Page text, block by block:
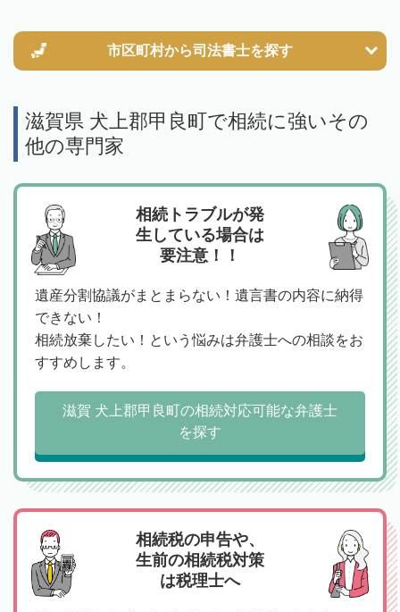
市区町村から司法書士を探す
滋賀県 犬上郡甲良町で相続に強いその
他の専門家
相続トラブルが発
生している場合は
要注意！！
遺産分割協議がまとまらない！遺言書の内容に納得
できない！
相続放棄したい！という悩みは弁護士への相談をお
すすめします。
滋賀 犬上郡甲良町の相続対応可能な弁護士
を探す
相続税の申告や、
生前の相続税対策
は税理士へ